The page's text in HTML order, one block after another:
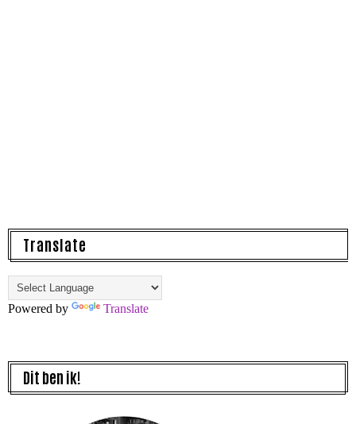
Translate
Powered by Translate
Dit ben ik!